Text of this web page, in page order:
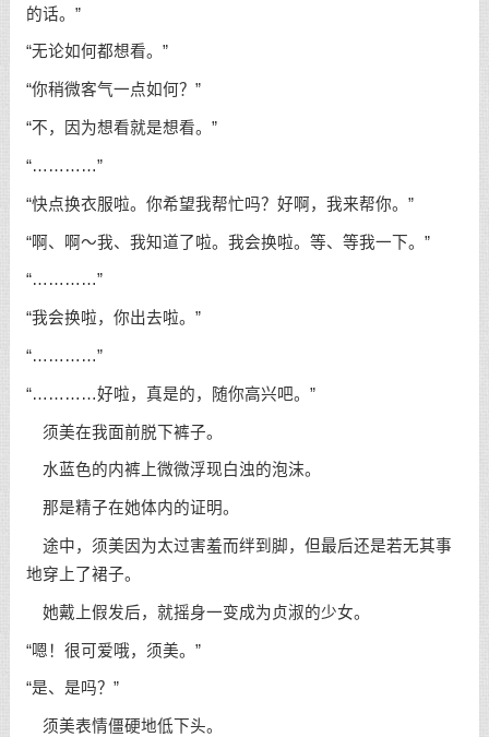
的话。”
“无论如何都想看。”
“你稍微客气一点如何？”
“不，因为想看就是想看。”
“…………”
“快点换衣服啦。你希望我帮忙吗？好啊，我来帮你。”
“啊、啊～我、我知道了啦。我会换啦。等、等我一下。”
“…………”
“我会换啦，你出去啦。”
“…………”
“…………好啦，真是的，随你高兴吧。”
须美在我面前脱下裤子。
水蓝色的内裤上微微浮现白浊的泡沫。
那是精子在她体内的证明。
途中，须美因为太过害羞而绊到脚，但最后还是若无其事
地穿上了裙子。
她戴上假发后，就摇身一变成为贞淑的少女。
“嗯！很可爱哦，须美。”
“是、是吗？”
须美表情僵硬地低下头。